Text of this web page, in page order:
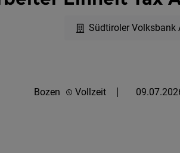
Südtiroler Volksbank
Bozen Vollzeit